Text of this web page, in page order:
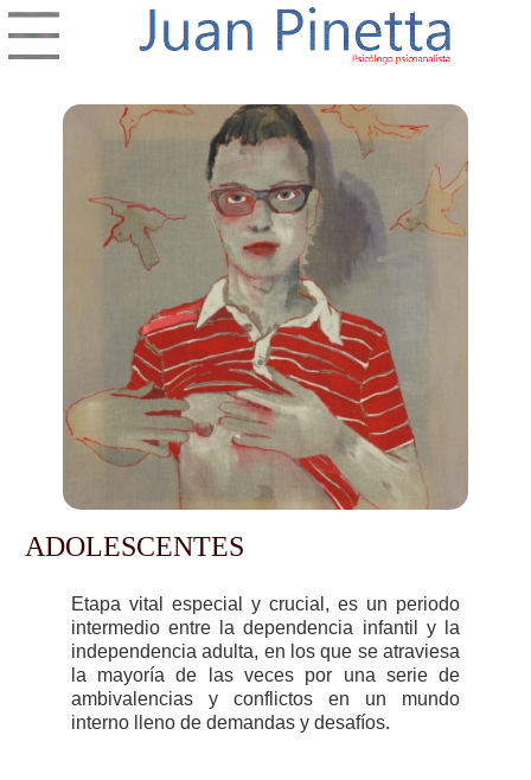
ADOLESCENTES
Etapa vital especial y crucial, es un periodo
intermedio entre la dependencia infantil y la
independencia adulta, en los que se atraviesa
la mayoría de las veces por una serie de
ambivalencias y conflictos en un mundo
interno lleno de demandas y desafíos.